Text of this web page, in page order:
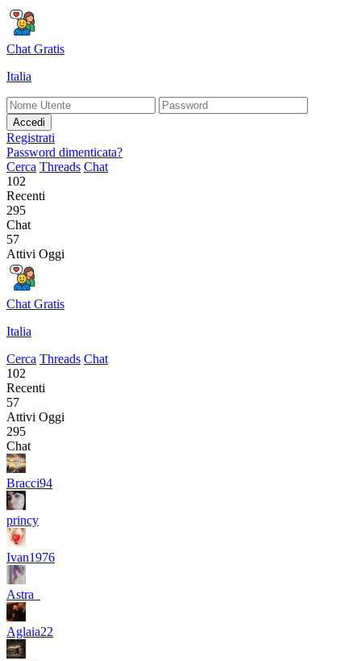
Chat Gratis
Italia
Accedi
Registrati
Password dimenticata?
Cerca Threads Chat
102
Recenti
295
Chat
57
Attivi Oggi
Chat Gratis
Italia
Cerca Threads Chat
102
Recenti
57
Attivi Oggi
295
Chat
Bracci94
princy
Ivan1976
Astra_
Aglaia22